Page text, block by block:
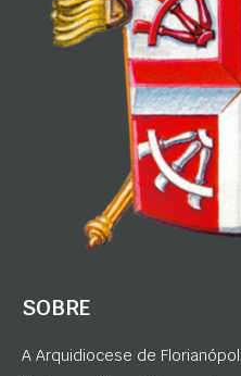
SOBRE
A Arquidiocese de